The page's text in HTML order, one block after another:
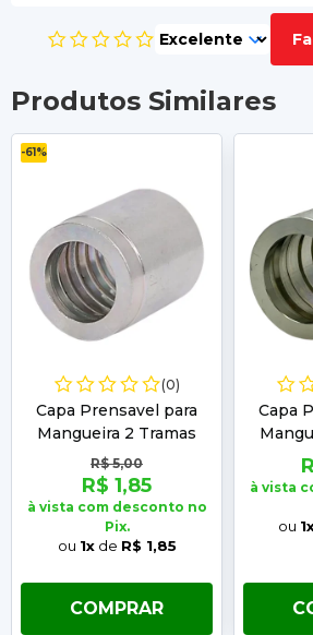
Produtos Similares
-61%
(0)
Capa Prensavel para
Mangueira 2 Tramas
Importada 3/8"
R$ 5,00
R$ 1,85
à vista com desconto no
Pix.
ou 1xde R$ 1,85
COMPRAR
Capa
à vista
ou